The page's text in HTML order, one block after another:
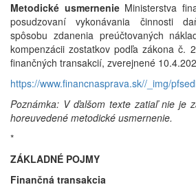
Metodické usmernenieMinisterstva
posudzovaní vykonávania činnosti
spôsobu zdanenia preúčtovaných
kompenzácii zostatkov podľa zákona č.
finančných transakcií, zverejnené
https://www.financnasprava.sk//_img/
Poznámka: V ďalšom texte zatiaľ nie je
horeuvedené metodické usmernenie.
*
ZÁKLADNÉ POJMY
Finančná transakcia